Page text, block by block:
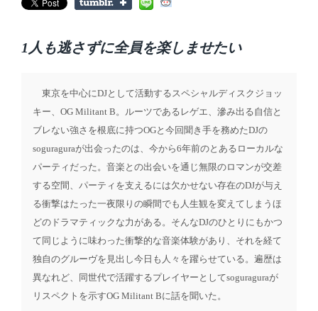
e
s
i1人も逃さずに全員を楽しませたい
東京を中心にDJとして活動するスペシャルディスクジョッ
キー、OG Militant B。ルーツであるレゲエ、滲み出る自信と
ブレない強さを根底に持つOGと今回聞き手を務めたDJの
soguraguraが出会ったのは、今から6年前のとあるローカルな
パーティだった。音楽との出会いを通じ無限のロマンが交差
する空間、パーティを支えるには欠かせない存在のDJが与え
る衝撃はたった一夜限りの瞬間でも人生観を変えてしまうほ
どのドラマティックな力がある。そんなDJのひとりにもかつ
て同じように味わった衝撃的な音楽体験があり、それを経て
独自のグルーヴを見出し今日も人々を躍らせている。遍歴は
異なれど、同世代で活躍するプレイヤーとしてsoguraguraが
リスペクトを示すOG Militant Bに話を聞いた。